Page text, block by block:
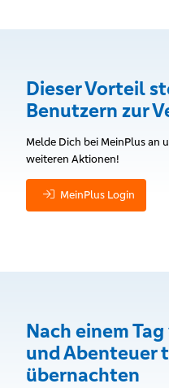
Dieser Vorteil
Benutzern zur
Melde Dich bei MeinPlus an
weiteren Aktionen!
MeinPlus Login
Nach einem
und Abenteuer
übernachten